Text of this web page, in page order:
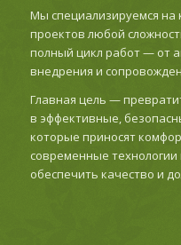
Мы специализируемся на
проектов любой
полный цикл работ — от
внедрения и
Главная цель —
в эффективные,
которые приносят
современные
обеспечить качество и